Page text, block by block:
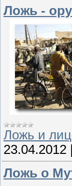
Ложь -
Ложь и
23.04.2012 |
Ложь о